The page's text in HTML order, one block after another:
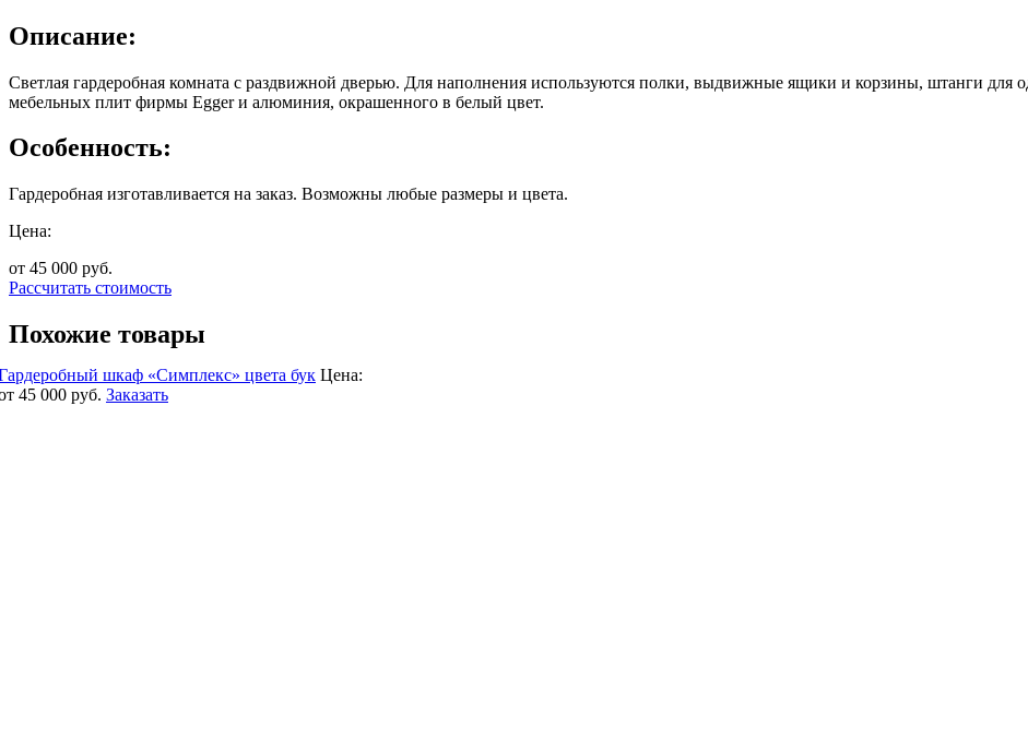
Описание:
Светлая гардеробная комната с раздвижной дверью. Для наполнения используются полки, выдвижные ящики и корзины, штанги
мебельных плит фирмы Egger и алюминия, окрашенного в белый цвет.
Особенность:
Гардеробная изготавливается на заказ. Возможны любые размеры и цвета.
Цена:
от 45 000 руб.
Рассчитать стоимость
Похожие товары
шкаф «Симплекс» цвета бук Цена:
45 000 руб. Заказать